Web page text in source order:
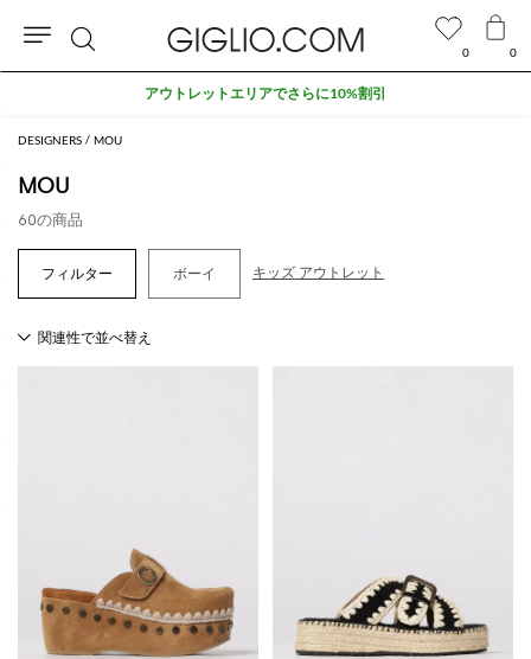
DESIGNERS MOU
MOU
60の商品
ボーイ キッズ アウトレット
0 0
検
アウトレットエリアでさらに10%割引